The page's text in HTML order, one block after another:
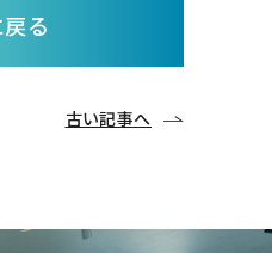
る
古い記事へ